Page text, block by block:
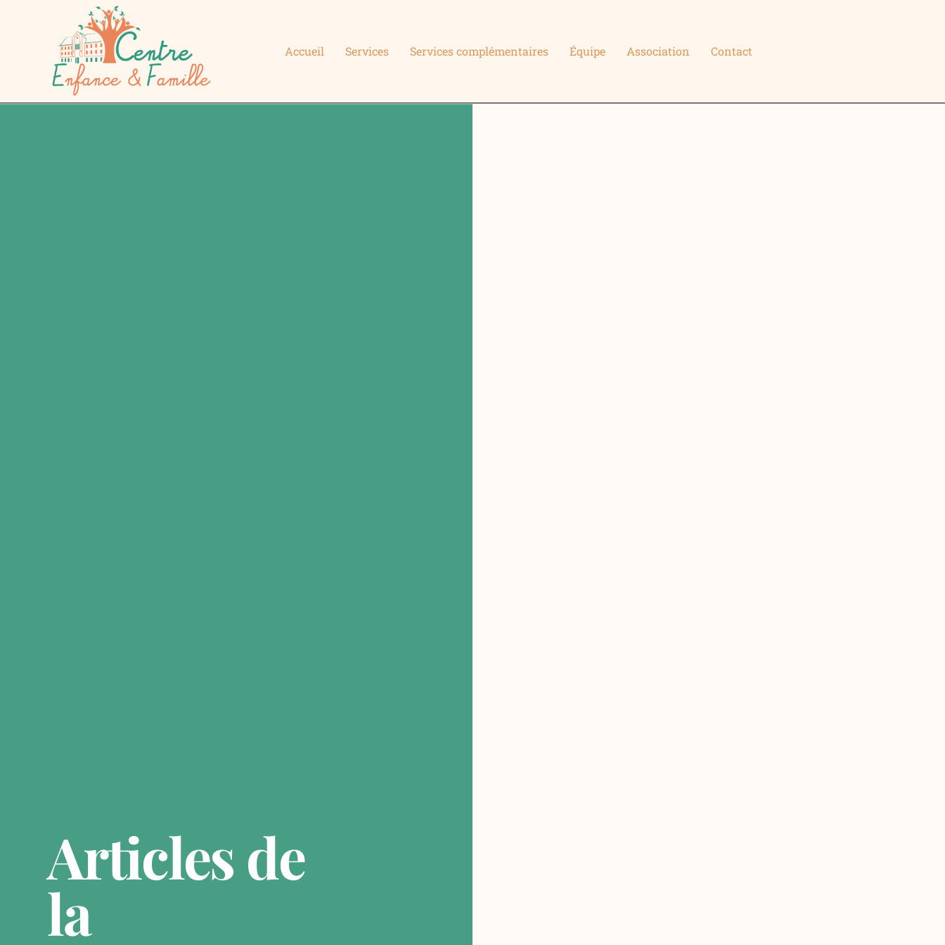
Accueil Services Services complémentaires Équipe Association Contact
Articles de
la